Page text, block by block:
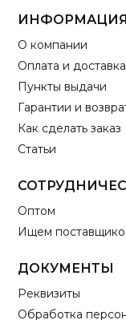
ИНФОРМАЦИЯ
О компании
Оплата и доставка
Пункты выдачи
Гарантии и
Как сделать заказ
Статьи
Оптом
Ищем
ДОКУМЕНТЫ
Реквизиты
Обработка